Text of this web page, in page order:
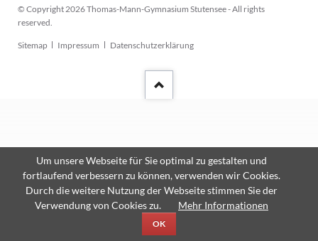
© Copyright 2026 Thomas-Mann-Gymnasium Stutensee - All rights
reserved.
Navigation
Sitemap Impressum Datenschutzerklärung
Um unsere Webseite für Sie optimal zu gestalten und
fortlaufend verbessern zu können, verwenden wir Cookies.
Durch die weitere Nutzung der Webseite stimmen Sie der
Verwendung von Cookies zu.
Mehr Informationen
OK